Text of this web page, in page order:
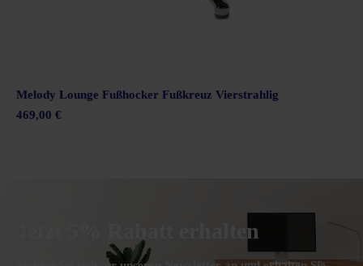
Melody Lounge Fußhocker Fußkreuz Vierstrahlig
469,00 €
Jetzt 5% Rabatt erhalten